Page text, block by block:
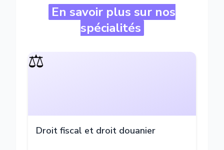
En savoir plus sur nos
spécialités
⚖️
Droit fiscal et droit douanier